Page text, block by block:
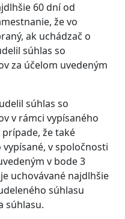
60 dní od
že vo
ak uchádzač o
súhlas so
za účelom uvedeným
súhlas so
v rámci vypísaného
že také
v spoločnosti
v bode 3
uchovávané najdlhšie
súhlasu
súhlasu.